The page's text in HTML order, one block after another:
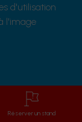
d'utilisation
l'image
Réserver un stand